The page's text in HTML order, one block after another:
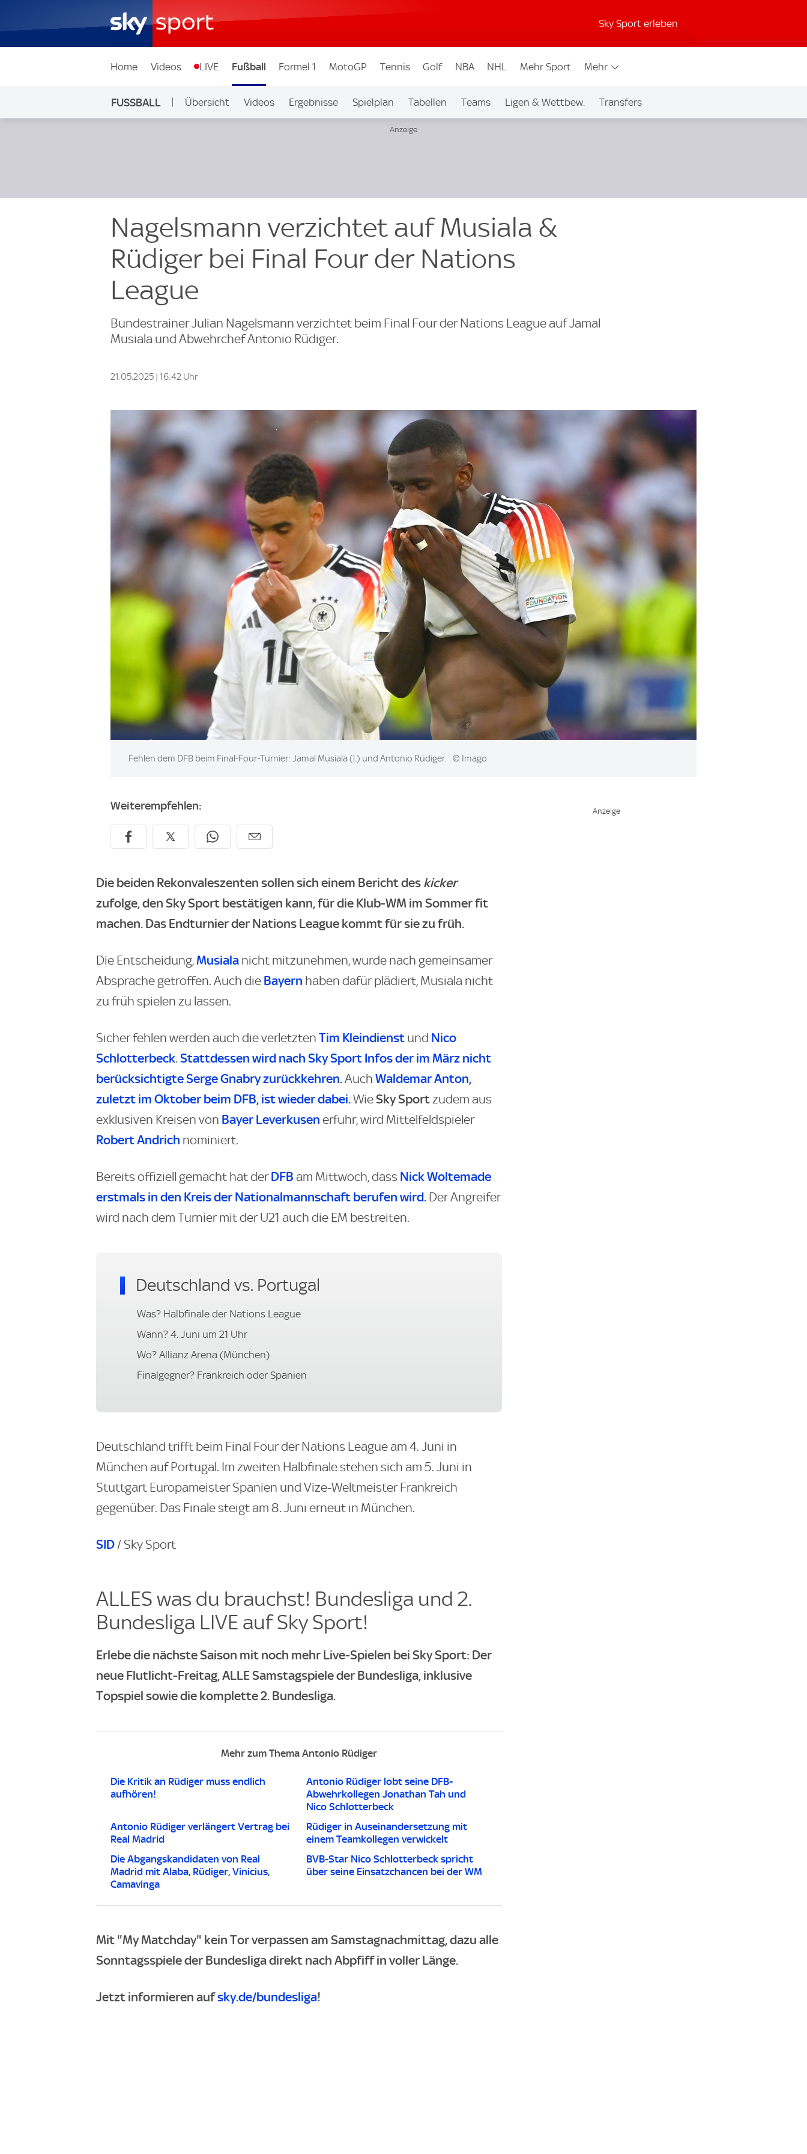
Sky Sport erleben
Home Videos LIVE Fußball Formel 1 MotoGP Tennis Golf NBA NHL Mehr Sport Mehr
FUSSBALL Übersicht Videos Ergebnisse Spielplan Tabellen Teams Ligen & Wettbew. Transfers
Nagelsmann verzichtet auf Musiala &
Rüdiger bei Final Four der Nations
League
Bundestrainer Julian Nagelsmann verzichtet beim Final Four der Nations League auf Jamal
Musiala und Abwehrchef Antonio Rüdiger.
21.05.2025 | 16:42 Uhr
Image:
Fehlen dem DFB beim Final-Four-Turnier: Jamal Musiala (l.) und Antonio Rüdiger. © Imago
Weiterempfehlen:
Die beiden Rekonvaleszenten sollen sich einem Bericht des kicker
zufolge, den Sky Sport bestätigen kann, für die Klub-WM im Sommer fit
machen. Das Endturnier der Nations League kommt für sie zu früh.
Die Entscheidung,Musiala nicht mitzunehmen, wurde nach gemeinsamer
Absprache getroffen. Auch die Bayern haben dafür plädiert, Musiala nicht
zu früh spielen zu lassen.
Sicher fehlen werden auch die verletzten Tim Kleindienst und Nico
Schlotterbeck. Stattdessen wird nach SkySport Infos der im März nicht
berücksichtigte Serge Gnabry zurückkehren.Auch Waldemar Anton,
zuletzt im Oktober beim DFB, ist wieder dabei.WieSkySportzudem aus
exklusiven Kreisen von Bayer Leverkusen erfuhr, wird Mittelfeldspieler
Robert Andrich nominiert.
Bereits offiziell gemacht hat derDFB am Mittwoch, dass Nick Woltemade
erstmals in den Kreis der Nationalmannschaft berufen wird. Der Angreifer
wird nach dem Turnier mit der U21 auch die EM bestreiten.
Deutschland vs. Portugal
Was? Halbfinale der Nations League
Wann? 4. Juni um 21 Uhr
Wo? Allianz Arena (München)
Finalgegner? Frankreich oder Spanien
Deutschland trifft beim Final Four der Nations League am 4. Juni in
München auf Portugal. Im zweiten Halbfinale stehen sich am 5. Juni in
Stuttgart Europameister Spanien und Vize-Weltmeister Frankreich
gegenüber. Das Finale steigt am 8. Juni erneut in München.
SID / Sky Sport
ALLES was du brauchst! Bundesliga und 2.
Bundesliga LIVE auf Sky Sport!​
Erlebe die nächste Saison mit noch mehr Live-Spielen bei Sky Sport: Der
neue Flutlicht-Freitag, ALLE Samstagspiele der Bundesliga, inklusive
Topspiel sowie die komplette 2. Bundesliga.
Mehr zum Thema Antonio Rüdiger
Die Kritik an Rüdiger muss endlich
aufhören!
Antonio Rüdiger lobt seine DFB-
Abwehrkollegen Jonathan Tah und
Nico Schlotterbeck
Antonio Rüdiger verlängert Vertrag bei
Real Madrid
Rüdiger in Auseinandersetzung mit
einem Teamkollegen verwickelt
Die Abgangskandidaten von Real
Madrid mit Alaba, Rüdiger, Vinicius,
Camavinga
BVB-Star Nico Schlotterbeck spricht
über seine Einsatzchancen bei der WM
Mit "My Matchday" kein Tor verpassen am Samstagnachmittag, dazu alle
Sonntagsspiele der Bundesliga direkt nach Abpfiff in voller Länge.
Jetzt informieren aufsky.de/bundesliga!